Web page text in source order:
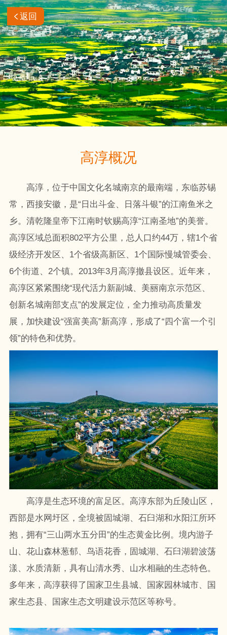
返回
高淳概况
高淳，位于中国文化名城南京的最南端，东临苏锡
常，西接安徽，是“日出斗金、日落斗银”的江南鱼米之
乡。清乾隆皇帝下江南时钦赐高淳“江南圣地”的美誉。
高淳区域总面积802平方公里，总人口约44万，辖1个省
级经济开发区、1个省级高新区、1个国际慢城管委会、
6个街道、2个镇。2013年3月高淳撤县设区。近年来，
高淳区紧紧围绕“现代活力新副城、美丽南京示范区、
创新名城南部支点”的发展定位，全力推动高质量发
展，加快建设“强富美高”新高淳，形成了“四个富一个引
领”的特色和优势。
高淳是生态环境的富足区。高淳东部为丘陵山区，
西部是水网圩区，全境被固城湖、石臼湖和水阳江所环
抱，拥有“三山两水五分田”的生态黄金比例。境内游子
山、花山森林葱郁、鸟语花香，固城湖、石臼湖碧波荡
漾、水质清新，具有山清水秀、山水相融的生态特色。
多年来，高淳获得了国家卫生县城、国家园林城市、国
家生态县、国家生态文明建设示范区等称号。